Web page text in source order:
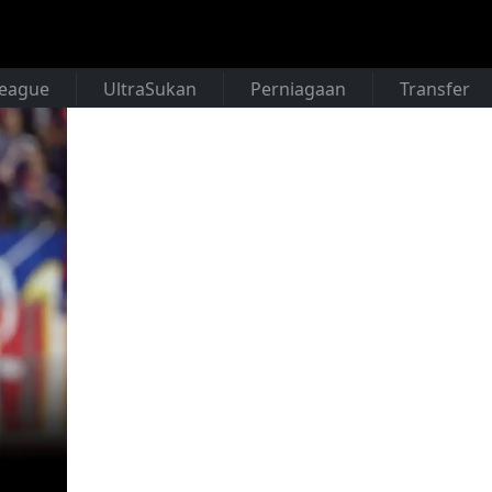
UltraSukan Perniagaan Transfer